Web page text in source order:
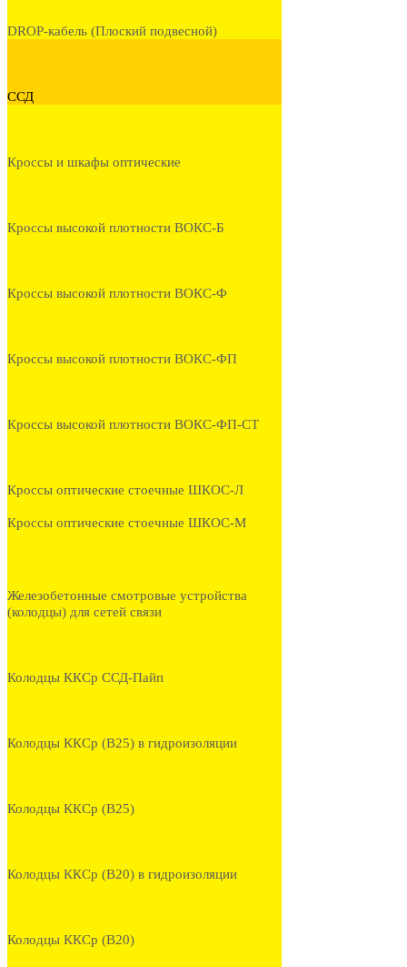
DROP-кабель (Плоский подвесной)
ССД
Кроссы и шкафы оптические
Кроссы высокой плотности ВОКС-Б
Кроссы высокой плотности ВОКС-Ф
Кроссы высокой плотности ВОКС-ФП
Кроссы высокой плотности ВОКС-ФП-СТ
Кроссы оптические стоечные ШКОС-Л
Кроссы оптические стоечные ШКОС-М
Железобетонные смотровые устройства
(колодцы) для сетей связи
Колодцы ККСр ССД-Пайп
Колодцы ККСр (В25) в гидроизоляции
Колодцы ККСр (В25)
Колодцы ККСр (В20) в гидроизоляции
Колодцы ККСр (В20)